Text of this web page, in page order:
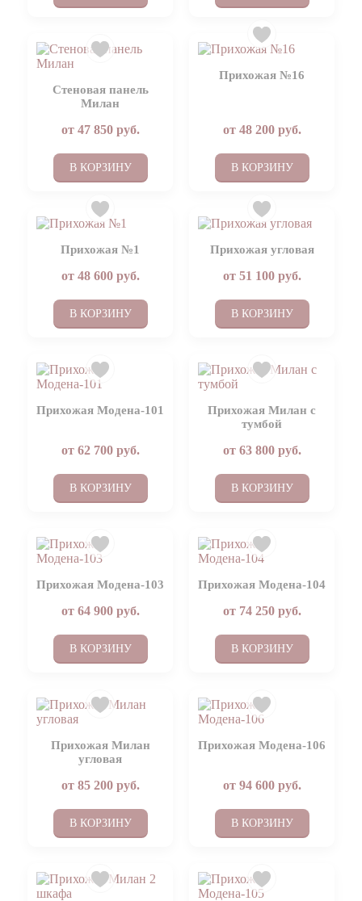
Стеновая панель
Милан
от 47 850руб.
В КОРЗИНУ
Прихожая №16
от 48 200руб.
В КОРЗИНУ
Прихожая №1
от 48 600руб.
В КОРЗИНУ
Прихожая угловая
от 51 100руб.
В КОРЗИНУ
Прихожая Модена-101
от 62 700руб.
В КОРЗИНУ
Прихожая Милан с
тумбой
от 63 800руб.
В КОРЗИНУ
Прихожая Модена-103
от 64 900руб.
В КОРЗИНУ
Прихожая Модена-104
от 74 250руб.
В КОРЗИНУ
Прихожая Милан
угловая
от 85 200руб.
В КОРЗИНУ
Прихожая Модена-106
от 94 600руб.
В КОРЗИНУ